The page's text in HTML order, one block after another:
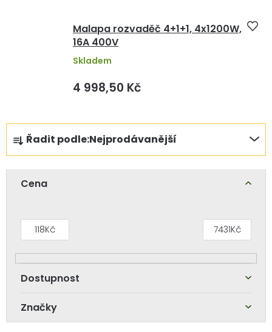
Malapa rozvaděč 4+1+1, 4x1200W,
16A 400V
4 998,50 Kč
Skladem
Ř
a
z
o
k
Řadit podle:Nejprodávanější
Cena
118Kč 7431Kč
Značky